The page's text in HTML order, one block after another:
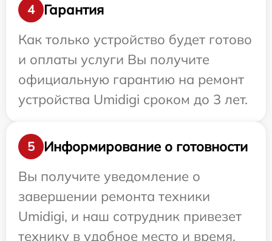
4
Гарантия
Как только устройство будет готово
и оплаты услуги Вы получите
официальную гарантию на ремонт
устройства Umidigi сроком до 3 лет.
5
Информирование о готовности
Вы получите уведомление о
завершении ремонта техники
Umidigi, и наш сотрудник привезет
технику в удобное место и время.